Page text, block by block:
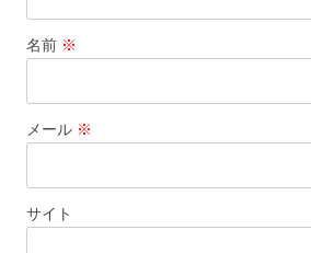
名前 ※
メール ※
サイト